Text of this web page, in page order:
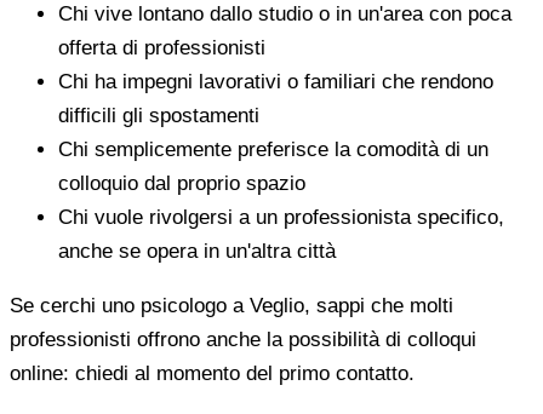
Chi vive lontano dallo studio o in un'area con poca
offerta di professionisti
Chi ha impegni lavorativi o familiari che rendono
difficili gli spostamenti
Chi semplicemente preferisce la comodità di un
colloquio dal proprio spazio
Chi vuole rivolgersi a un professionista specifico,
anche se opera in un'altra città
Se cerchi uno psicologo a Veglio, sappi che molti
professionisti offrono anche la possibilità di colloqui
online: chiedi al momento del primo contatto.